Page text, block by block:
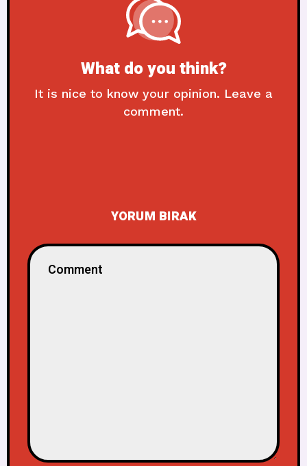
What do you think?
It is nice to know your opinion. Leave a
comment.
YORUM BIRAK